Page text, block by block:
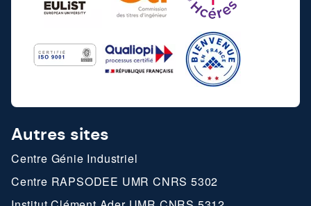
Autres sites
Centre Génie Industriel
Centre RAPSODEE UMR CNRS 5302